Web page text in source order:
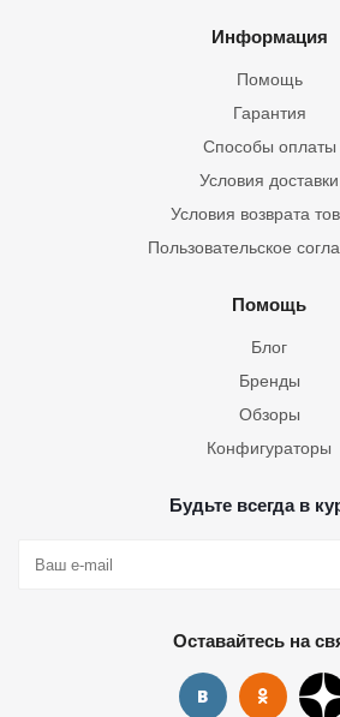
Информация
Помощь
Гарантия
Способы оплаты
Условия доставки
Условия возврата
Пользовательское
Помощь
Блог
Бренды
Обзоры
Конфигураторы
Будьте всегда в
Оставайтесь на